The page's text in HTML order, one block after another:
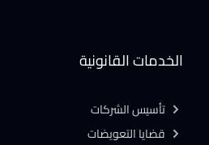
الخدمات القانونية
تأسيس الشركات
قضايا التعويضات